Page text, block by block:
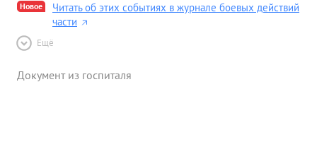
Новое
Читать об этих событиях в журнале боевых действий
части
Ещё
Документ из госпиталя